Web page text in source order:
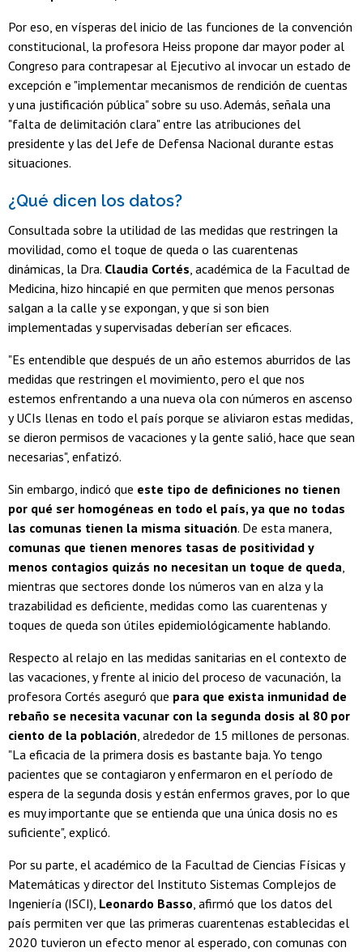
Por eso, en vísperas del inicio de las funciones de la convención
constitucional, la profesora Heiss propone dar mayor poder al
Congreso para contrapesar al Ejecutivo al invocar un estado de
excepción e "implementar mecanismos de rendición de cuentas
y una justificación pública" sobre su uso. Además, señala una
"falta de delimitación clara" entre las atribuciones del
presidente y las del Jefe de Defensa Nacional durante estas
situaciones.
¿Qué dicen los datos?
Consultada sobre la utilidad de las medidas que restringen la
movilidad, como el toque de queda o las cuarentenas
dinámicas, la Dra. Claudia Cortés , académica de la Facultad de
Medicina, hizo hincapié en que permiten que menos personas
salgan a la calle y se expongan, y que si son bien
implementadas y supervisadas deberían ser eficaces.
"Es entendible que después de un año estemos aburridos de las
medidas que restringen el movimiento, pero el que nos
estemos enfrentando a una nueva ola con números en ascenso
y UCIs llenas en todo el país porque se aliviaron estas medidas,
se dieron permisos de vacaciones y la gente salió, hace que sean
necesarias", enfatizó.
Sin embargo, indicó que este tipo de definiciones no tienen
por qué ser homogéneas en todo el país, ya que no todas
las comunas tienen la misma situación. De esta manera,
comunas que tienen menores tasas de positividad y
menos contagios quizás no necesitan un toque de queda
mientras que sectores donde los números van en alza y la
trazabilidad es deficiente, medidas como las cuarentenas y
toques de queda son útiles epidemiológicamente hablando.
Respecto al relajo en las medidas sanitarias en el contexto de
las vacaciones, y frente al inicio del proceso de vacunación, la
profesora Cortés aseguró que para que exista inmunidad de
rebaño se necesita vacunar con la segunda dosis al 80 por
ciento de la población , alrededor de 15 millones de personas.
"La eficacia de la primera dosis es bastante baja. Yo tengo
pacientes que se contagiaron y enfermaron en el período de
espera de la segunda dosis y están enfermos graves, por lo que
es muy importante que se entienda que una única dosis no es
suficiente", explicó.
Por su parte, el académico de la Facultad de Ciencias Físicas y
Matemáticas y director del Instituto Sistemas Complejos de
Ingeniería (ISCI), Leonardo Basso , afirmó que los datos del
país permiten ver que las primeras cuarentenas establecidas el
2020 tuvieron un efecto menor al esperado, con comunas con